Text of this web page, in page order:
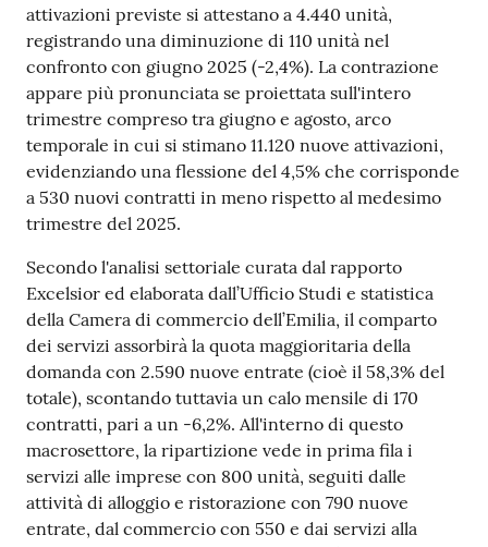
Prenotazioni
on line
Pagamenti
on line
Registrati
Seguici
attivazioni previste si attestano a 4.440 unità,
registrando una diminuzione di 110 unità nel
confronto con giugno 2025 (-2,4%). La contrazione
appare più pronunciata se proiettata sull'intero
trimestre compreso tra giugno e agosto, arco
temporale in cui si stimano 11.120 nuove attivazioni,
evidenziando una flessione del 4,5% che corrisponde
a 530 nuovi contratti in meno rispetto al medesimo
trimestre del 2025.
Secondo l'analisi settoriale curata dal rapporto
Excelsior ed elaborata dall’Ufficio Studi e statistica
della Camera di commercio dell’Emilia, il comparto
dei servizi assorbirà la quota maggioritaria della
domanda con 2.590 nuove entrate (cioè il 58,3% del
totale), scontando tuttavia un calo mensile di 170
contratti, pari a un -6,2%. All'interno di questo
macrosettore, la ripartizione vede in prima fila i
servizi alle imprese con 800 unità, seguiti dalle
attività di alloggio e ristorazione con 790 nuove
entrate, dal commercio con 550 e dai servizi alla